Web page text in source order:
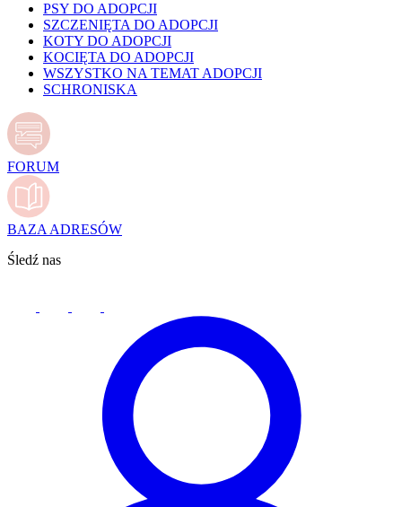
PSY DO ADOPCJI
SZCZENIĘTA DO ADOPCJI
KOTY DO ADOPCJI
KOCIĘTA DO ADOPCJI
WSZYSTKO NA TEMAT ADOPCJI
SCHRONISKA
FORUM
BAZA ADRESÓW
Śledź nas